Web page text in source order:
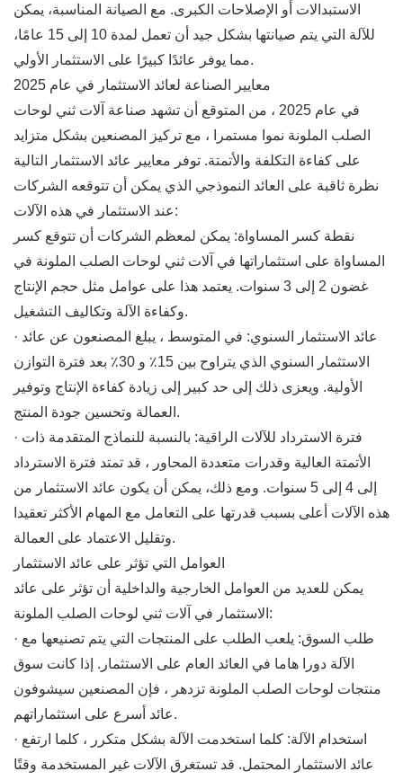
الاستبدالات أو الإصلاحات الكبرى. مع الصيانة المناسبة، يمكن
للآلة التي يتم صيانتها بشكل جيد أن تعمل لمدة 10 إلى 15 عامًا،
مما يوفر عائدًا كبيرًا على الاستثمار الأولي.
معايير الصناعة لعائد الاستثمار في عام 2025
في عام 2025 ، من المتوقع أن تشهد صناعة آلات ثني لوحات
الصلب الملونة نموا مستمرا ، مع تركيز المصنعين بشكل متزايد
على كفاءة التكلفة والأتمتة. توفر معايير عائد الاستثمار التالية
نظرة ثاقبة على العائد النموذجي الذي يمكن أن تتوقعه الشركات
عند الاستثمار في هذه الآلات:
نقطة كسر المساواة: يمكن لمعظم الشركات أن تتوقع كسر
المساواة على استثماراتها في آلات ثني لوحات الصلب الملونة في
غضون 2 إلى 3 سنوات. يعتمد هذا على عوامل مثل حجم الإنتاج
وكفاءة الآلة وتكاليف التشغيل.
· عائد الاستثمار السنوي: في المتوسط ، يبلغ المصنعون عن عائد
الاستثمار السنوي الذي يتراوح بين 15٪ و 30٪ بعد فترة التوازن
الأولية. ويعزى ذلك إلى حد كبير إلى زيادة كفاءة الإنتاج وتوفير
العمالة وتحسين جودة المنتج.
· فترة الاسترداد للآلات الراقية: بالنسبة للنماذج المتقدمة ذات
الأتمتة العالية وقدرات متعددة المحاور ، قد تمتد فترة الاسترداد
إلى 4 إلى 5 سنوات. ومع ذلك، يمكن أن يكون عائد الاستثمار من
هذه الآلات أعلى بسبب قدرتها على التعامل مع المهام الأكثر تعقيدا
وتقليل الاعتماد على العمالة.
العوامل التي تؤثر على عائد الاستثمار
يمكن للعديد من العوامل الخارجية والداخلية أن تؤثر على عائد
الاستثمار في آلات ثني لوحات الصلب الملونة:
· طلب السوق: يلعب الطلب على المنتجات التي يتم تصنيعها مع
الآلة دورا هاما في العائد العام على الاستثمار. إذا كانت سوق
منتجات لوحات الصلب الملونة تزدهر ، فإن المصنعين سيشوفون
عائد أسرع على استثماراتهم.
· استخدام الآلة: كلما استخدمت الآلة بشكل متكرر ، كلما ارتفع
عائد الاستثمار المحتمل. قد تستغرق الآلات غير المستخدمة وقتًا